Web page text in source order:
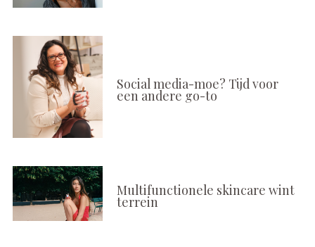
Social media-moe? Tijd voor
een andere go-to
Multifunctionele skincare wint
terrein